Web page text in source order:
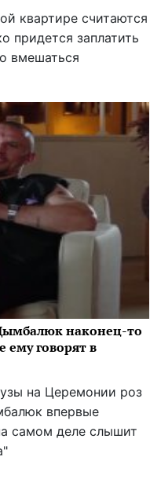
квартире считаются
придется заплатить
вмешаться
наконец-то
ему говорят в
на Церемонии роз
впервые
самом деле слышит